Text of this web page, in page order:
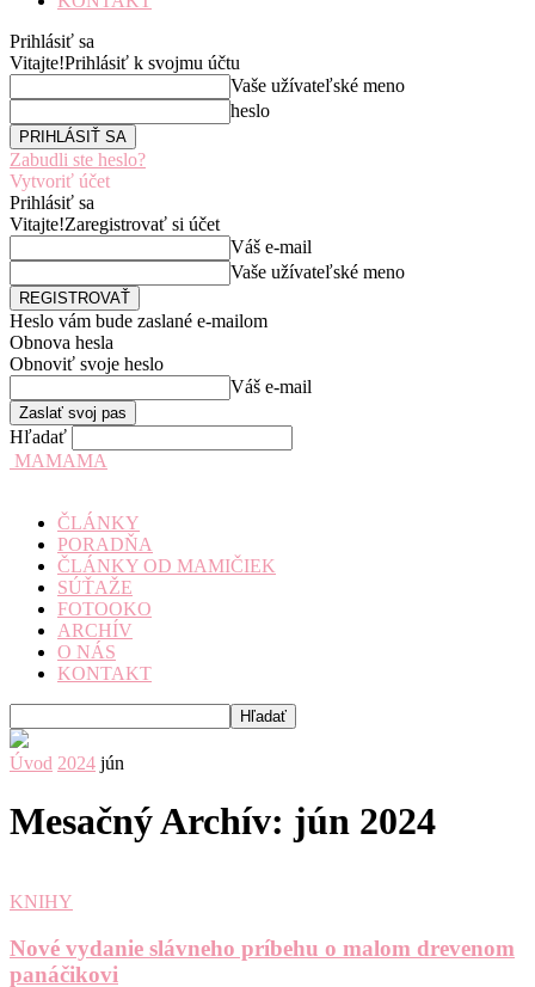
Prihlásiť sa
Vitajte!Prihlásiť k svojmu účtu
Vaše užívateľské meno
heslo
Zabudli ste heslo?
Vytvoriť účet
Prihlásiť sa
Vitajte!Zaregistrovať si účet
Váš e-mail
Vaše užívateľské meno
Heslo vám bude zaslané e-mailom
Obnova hesla
Obnoviť svoje heslo
Váš e-mail
Hľadať
MAMAMA
ČLÁNKY
PORADŇA
ČLÁNKY OD MAMIČIEK
SÚŤAŽE
FOTOOKO
ARCHÍV
O NÁS
KONTAKT
Úvod 2024 jún
Mesačný Archív: jún 2024
KNIHY
Nové vydanie slávneho príbehu o malom drevenom
panáčikovi